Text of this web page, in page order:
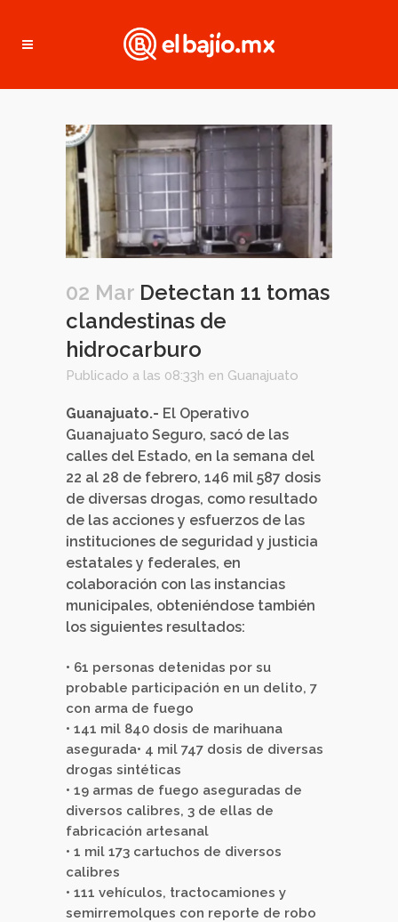
02 Mar Detectan 11 tomas
clandestinas de
hidrocarburo
Publicado a las 08:33h en Guanajuato
Guanajuato.- El Operativo
Guanajuato Seguro, sacó de las
calles del Estado, en la semana del
22 al 28 de febrero, 146 mil 587 dosis
de diversas drogas, como resultado
de las acciones y esfuerzos de las
instituciones de seguridad y justicia
estatales y federales, en
colaboración con las instancias
municipales, obteniéndose también
los siguientes resultados:
• 61 personas detenidas por su
probable participación en un delito, 7
con arma de fuego
• 141 mil 840 dosis de marihuana
asegurada• 4 mil 747 dosis de diversas
drogas sintéticas
• 19 armas de fuego aseguradas de
diversos calibres, 3 de ellas de
fabricación artesanal
• 1 mil 173 cartuchos de diversos
calibres
• 111 vehículos, tractocamiones y
semirremolques con reporte de robo